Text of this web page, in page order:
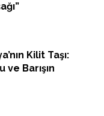
Kilit Taşı:
ve Barışın